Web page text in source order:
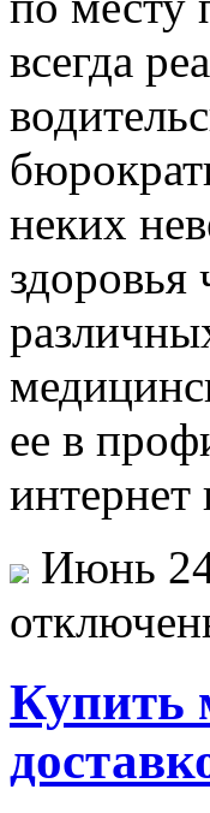
всегда
неких
здоровья
ее в
интернет
Июнь
Купить